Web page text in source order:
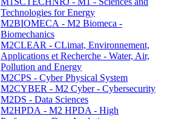
Technologies for Energy
M2BIOMECA - M2 Biomeca -
Biomechanics
M2CLEAR - CLimat, Environnement,
Applications et Recherche - Water, Air,
Pollution and Energy
M2CPS - Cyber Physical System
M2CYBER - M2 Cyber - Cybersecurity
M2DS - Data Sciences
M2HPDA - M2 HPDA - High